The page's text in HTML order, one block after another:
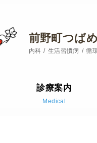
前野町つば
内科 生活習慣病 循
診療案内
Medical